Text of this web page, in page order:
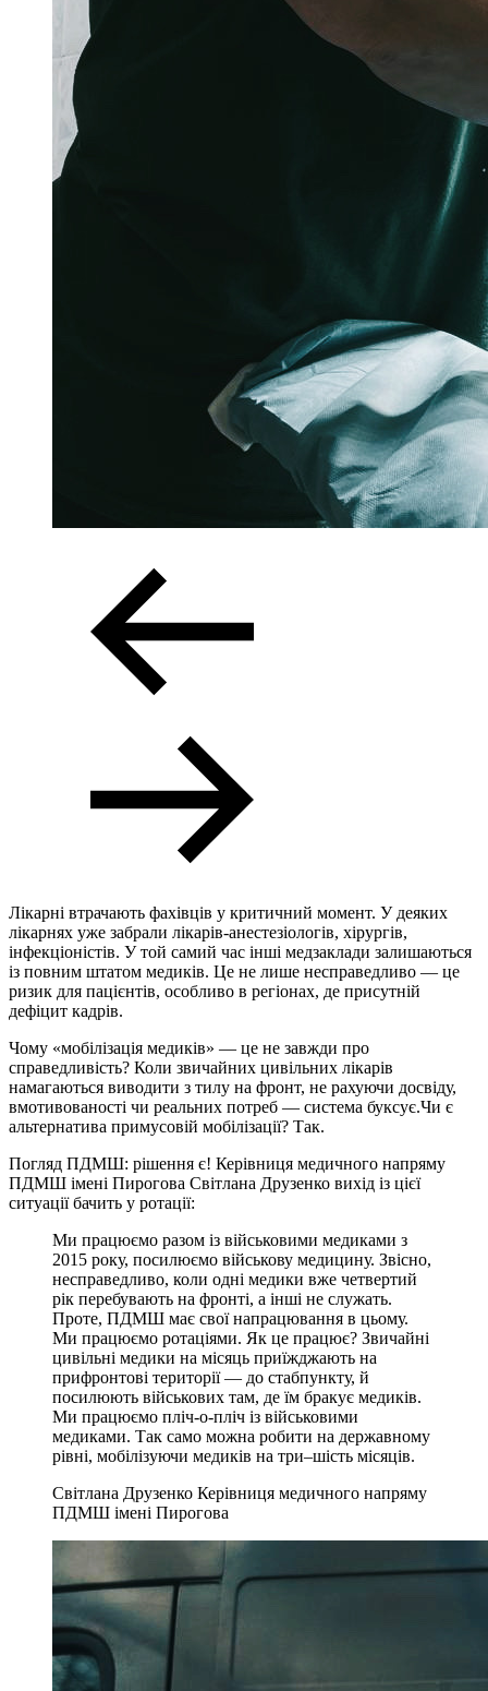
Лікарні втрачають фахівців у критичний момент. У деяких
лікарнях уже забрали лікарів-анестезіологів, хірургів,
інфекціоністів. У той самий час інші медзаклади залишаються
із повним штатом медиків. Це не лише несправедливо — це
ризик для пацієнтів, особливо в регіонах, де присутній
дефіцит кадрів.
Чому «мобілізація медиків» — це не завжди про
справедливість? Коли звичайних цивільних лікарів
намагаються виводити з тилу на фронт, не рахуючи досвіду,
вмотивованості чи реальних потреб — система буксує.Чи є
альтернатива примусовій мобілізації? Так.
Погляд ПДМШ: рішення є! Керівниця медичного напряму
ПДМШ імені Пирогова Світлана Друзенко вихід із цієї
ситуації бачить у ротації:
Ми працюємо разом із військовими медиками з
2015 року, посилюємо військову медицину. Звісно,
несправедливо, коли одні медики вже четвертий
рік перебувають на фронті, а інші не служать.
Проте, ПДМШ має свої напрацювання в цьому.
Ми працюємо ротаціями. Як це працює? Звичайні
цивільні медики на місяць приїжджають на
прифронтові території — до стабпункту, й
посилюють військових там, де їм бракує медиків.
Ми працюємо пліч-о-пліч із військовими
медиками. Так само можна робити на державному
рівні, мобілізуючи медиків на три–шість місяців.
Світлана Друзенко Керівниця медичного напряму
ПДМШ імені Пирогова